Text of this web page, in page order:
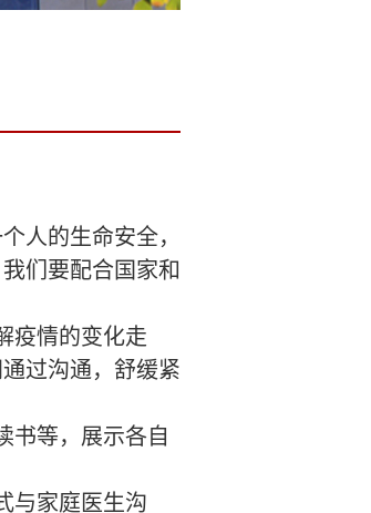
人的生命安全，
们要配合国家和
疫情的变化走
过沟通，舒缓紧
书等，展示各自
与家庭医生沟